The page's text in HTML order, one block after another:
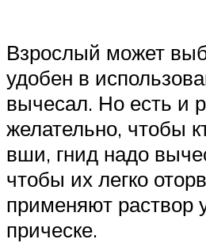
Взрослый может
удобен в
вычесал. Но есть и
желательно, чтобы
вши, гнид надо
чтобы их легко
применяют раствор
прическе.